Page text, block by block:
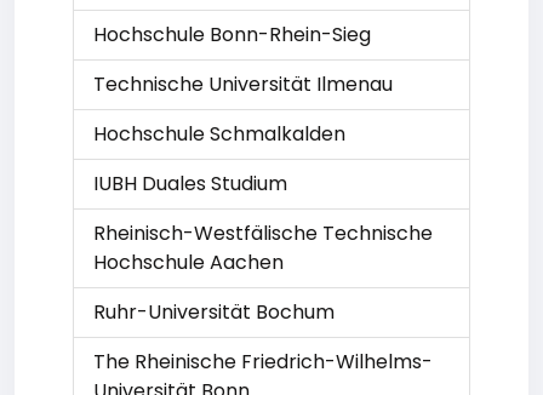
Hochschule Bonn-Rhein-Sieg
Technische Universität Ilmenau
Hochschule Schmalkalden
IUBH Duales Studium
Rheinisch-Westfälische Technische
Hochschule Aachen
Ruhr-Universität Bochum
The Rheinische Friedrich-Wilhelms-